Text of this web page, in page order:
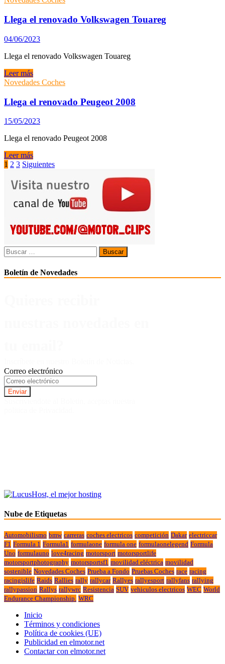
Q3
Sportback
40
TDI
Llega el renovado Volkswagen Touareg
04/06/2023
Llega el renovado Volkswagen Touareg
Llega
el
Volkswagen
Touareg
Leer más
Novedades Coches
Llega el renovado Peugeot 2008
15/05/2023
Llega el renovado Peugeot 2008
Llega
el
Peugeot
2008
Leer más
Paginación
de
entradas
1 2 3 Siguientes
Buscar:
Boletín de Novedades
Correo electrónico
Nube de Etiquetas
Automobilismo bmw carreras coches electricos competición Dakar electriccar
F1 Formula 1 Formula1 formulaone formula one formulaonelegend Formula
Uno formulauno love4racing motorsport motorsportlife
motorsportphotography motorsportsf1 movilidad eléctrica movilidad
sostenible Novedades Coches Prueba a Fondo Pruebas Coches race racing
racingislife Raids Rallies rally rallycar Rallyes rallyesport rallyfans rallying
rallypassion Rallys rallywrc Resistencia SUV vehiculos electricos WEC World
Endurance Championship. WRC
Inicio
Términos y condiciones
Política de cookies (UE)
Publicidad en elmotor.net
Contactar con elmotor.net